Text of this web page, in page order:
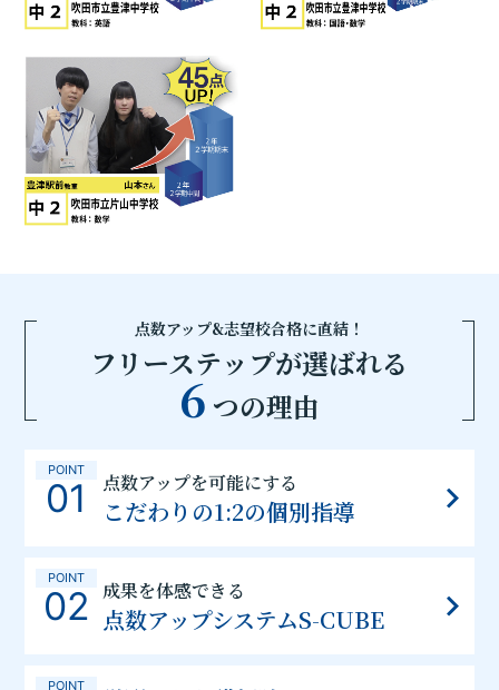
点数アップ&志望校合格に直結！
フリーステップが選ばれる
6 つの理由
POINT
01 点数アップを可能にする
こだわりの1:2の個別指導
POINT
02 成果を体感できる
点数アップシステムS-CUBE
POINT